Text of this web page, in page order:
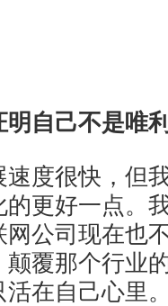
自己不是唯
度很快，但
更好一点。
公司现在也
覆那个行业
在自己心里